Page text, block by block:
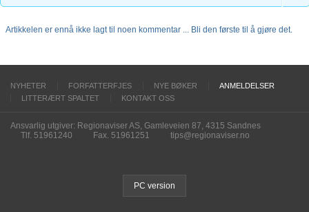
Artikkelen er ennå ikke lagt til noen kommentar ... Bli den første til å gjøre det.
NYHETER FORFATTERFJES NYE BØKER
ANMELDELSER
LITTERÆRT SPALTET
KONTAKT OSS
Ansvarlig utgiver: Regionaviser AS, Gamleveien 87, 4315 Sandnes
Tlf. 51961240
Fax. 51961251 tips@regionaviser.no
PC version